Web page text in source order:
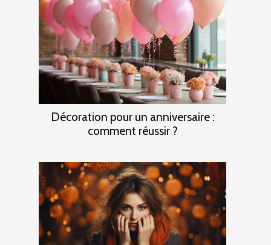
Décoration pour un anniversaire :
comment réussir ?